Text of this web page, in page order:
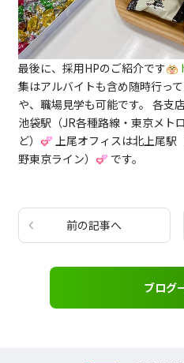
最後に、採用HPのご紹介です
集はアルバイトも含め随時行っ
や、職場見学も可能です。 各支
池袋駅（JR各種路線・東京メト
ど）
上尾オフィスは北上尾駅
野東京ライン）
です。
前の記事へ
ブログ